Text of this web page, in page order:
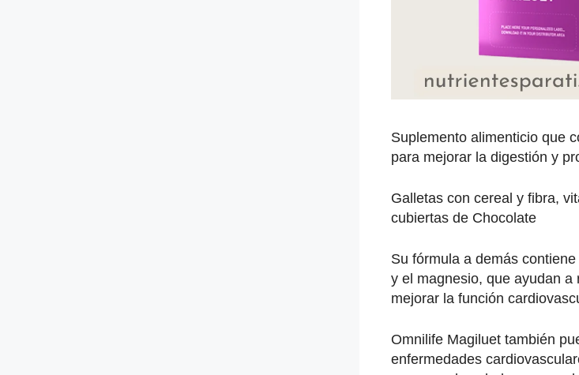
Suplemento alimenticio que
para mejorar la digestión y
Galletas con cereal y fibra,
cubiertas de Chocolate
Su fórmula a demás
y el magnesio, que ayudan
mejorar la función
Omnilife Magiluet también
enfermedades